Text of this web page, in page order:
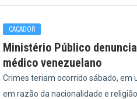
CAÇADOR
Ministério Público
médico venezuelano
Crimes teriam ocorrido sábado, em
em razão da nacionalidade e religião